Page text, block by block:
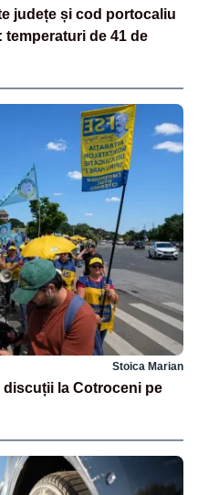
județe și cod portocaliu
de 41 de
Stoica Marian
la Cotroceni pe